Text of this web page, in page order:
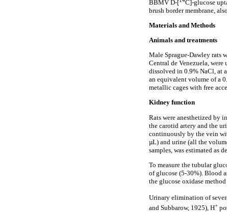
BBMV D-[
C]-glucose
brush border membrane,
Materials and Methods
Animals and treatments
Male Sprague-Dawley rats
Central de Venezuela,
dissolved in 0.9% NaCl, at
an equivalent volume of a
metallic cages with free
Kidney function
Rats were anesthetized by
the carotid artery and the
continuously by the vein
µL) and urine (all the
samples, was estimated as
To measure the tubular
of glucose (5-30%). Blood
the glucose oxidase
Urinary elimination of
and Subbarow, 1925), H+